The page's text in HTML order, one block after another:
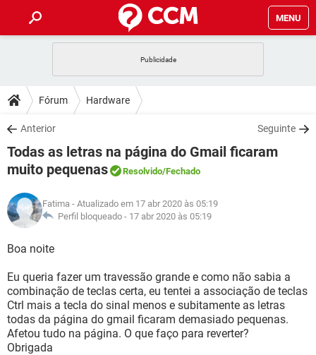
MENU
CELULAR
OUTLOOK
INSTAGRAM GMAIL
GUIA DE COMPRAS
DICAS
JOGOS
OUTLOOK
GUIA DE COMPRAS
DOWNLOADS
JOGOS WHATSAPP
CELULAR FACEBOOK
OUTLOOK EXCEL
INSTAGRAM
GUIA DE COMPRAS
FÓRUM
CELULAR FACEBOOK
GUIA DE COMPRAS
GLOSSÁRIO
JOGOS
CELULAR
OUTLOOK EXCEL
INSTAGRAM GMAIL
GUIA DE COMPRAS
Fórum Hardware
Anterior Seguinte
Todas as letras na página do Gmail ficaram
muito pequenas
Resolvido/Fechado
Fatima - Atualizado em 17 abr 2020 às 05:19
Perfil bloqueado - 17 abr 2020 às 05:19
Boa noite
Eu queria fazer um travessão grande e como não sabia a
combinação de teclas certa, eu tentei a associação de teclas
Ctrl mais a tecla do sinal menos e subitamente as letras
todas da página do gmail ficaram demasiado pequenas.
Afetou tudo na página. O que faço para reverter?
Obrigada